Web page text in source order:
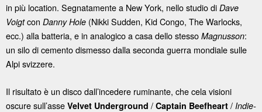
in più location. Segnatamente a New York, nello studio di Dave
Voigtcon Danny Hole (Nikki Sudden, Kid Congo, The Warlocks,
ecc.) alla batteria, e in analogico a casa dello stesso Magnusson:
un silo di cemento dismesso dalla seconda guerra mondiale sulle
Alpi svizzere.
Il risultato è un disco dall’incedere ruminante, che cela visioni
oscure sull’asse Velvet Underground / Captain Beefheart / Indie-